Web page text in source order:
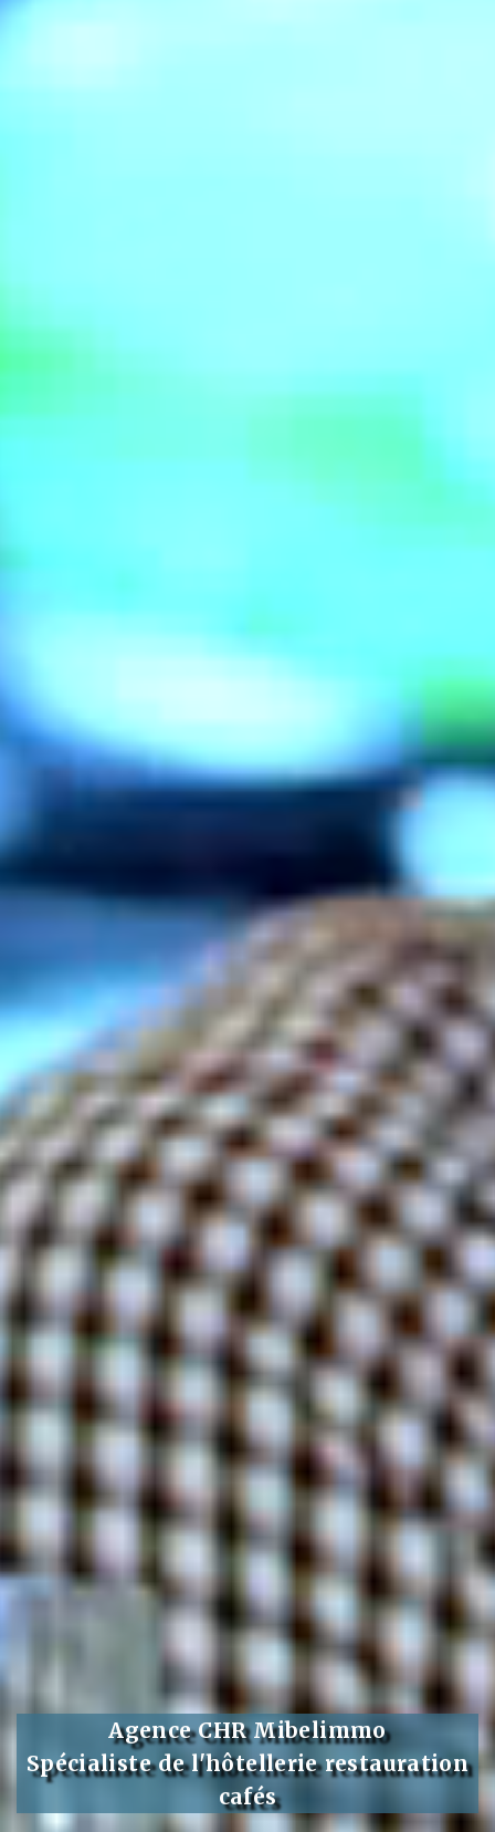
Agence CHR Mibelimmo
Spécialiste de l'hôtellerie restauration
cafés